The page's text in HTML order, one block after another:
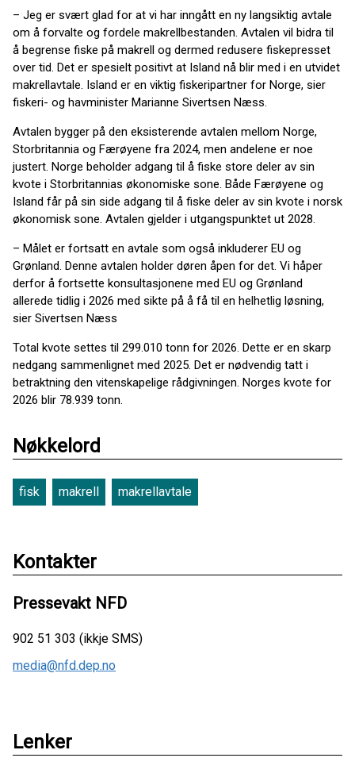
– Jeg er svært glad for at vi har inngått en ny langsiktig avtale
om å forvalte og fordele makrellbestanden. Avtalen vil bidra til
å begrense fiske på makrell og dermed redusere fiskepresset
over tid. Det er spesielt positivt at Island nå blir med i en utvidet
makrellavtale. Island er en viktig fiskeripartner for Norge, sier
fiskeri- og havminister Marianne Sivertsen Næss.
Avtalen bygger på den eksisterende avtalen mellom Norge,
Storbritannia og Færøyene fra 2024, men andelene er noe
justert. Norge beholder adgang til å fiske store deler av sin
kvote i Storbritannias økonomiske sone. Både Færøyene og
Island får på sin side adgang til å fiske deler av sin kvote i norsk
økonomisk sone. Avtalen gjelder i utgangspunktet ut 2028.
– Målet er fortsatt en avtale som også inkluderer EU og
Grønland. Denne avtalen holder døren åpen for det. Vi håper
derfor å fortsette konsultasjonene med EU og Grønland
allerede tidlig i 2026 med sikte på å få til en helhetlig løsning,
sier Sivertsen Næss
Total kvote settes til 299.010 tonn for 2026. Dette er en skarp
nedgang sammenlignet med 2025. Det er nødvendig tatt i
betraktning den vitenskapelige rådgivningen. Norges kvote for
2026 blir 78.939 tonn.
Nøkkelord
fisk makrell makrellavtale
Kontakter
Pressevakt NFD
902 51 303 (ikkje SMS)
media@nfd.dep.no
Lenker